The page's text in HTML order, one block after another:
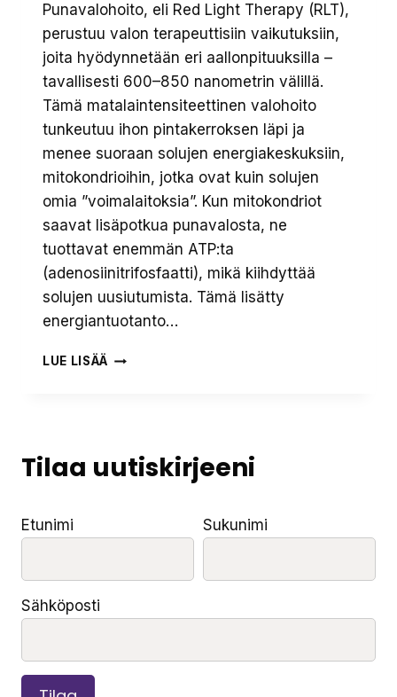
Punavalohoito, eli Red Light Therapy (RLT),
perustuu valon terapeuttisiin vaikutuksiin,
joita hyödynnetään eri aallonpituuksilla –
tavallisesti 600–850 nanometrin välillä.
Tämä matalaintensiteettinen valohoito
tunkeutuu ihon pintakerroksen läpi ja
menee suoraan solujen energiakeskuksiin,
mitokondrioihin, jotka ovat kuin solujen
omia ”voimalaitoksia”. Kun mitokondriot
saavat lisäpotkua punavalosta, ne
tuottavat enemmän ATP:ta
(adenosiinitrifosfaatti), mikä kiihdyttää
solujen uusiutumista. Tämä lisätty
energiantuotanto…
LUE LISÄÄ PUNAVALOHOIDON
Tilaa uutiskirjeeni
Etunimi Sukunimi
Sähköposti